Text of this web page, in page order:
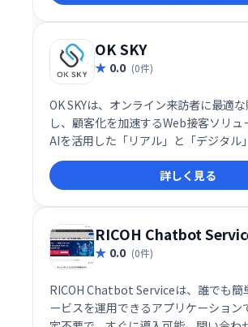
OK SKY
0.0 (0件)
OK SKYは、オンライン来訪者に最適
し、顧客化を加速するWeb接客ソリュ
AIを活用した「リアル」と「デジタル
客で、ウェブサイトへの訪問者を顧客
リアル店舗以上の接客体験を実現し、
します。
詳しく見る
RICOH Chatbot
0.0 (0件)
RICOH Chatbot Serviceは、誰でも簡
ービスを運用できるアプリケーション